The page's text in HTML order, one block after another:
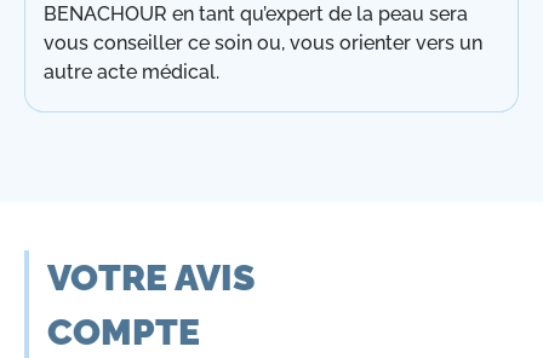
BENACHOUR en tant qu’expert de la peau sera
vous conseiller ce soin ou, vous orienter vers un
autre acte médical.
VOTRE AVIS
COMPTE